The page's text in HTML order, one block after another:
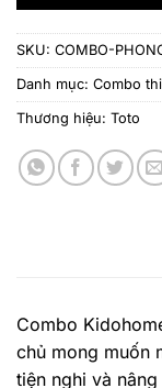
SKU: COMBO-
Danh mục: Combo
Thương hiệu: Toto
Combo
chủ mong muốn
tiện nghi và